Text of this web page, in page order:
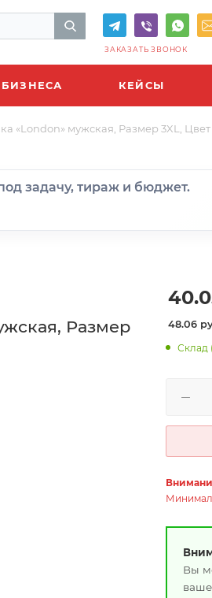
ЗАКАЗАТЬ ЗВОНОК
КЕЙСЫ
«London» мужская, Размер 3XL,
задачу, тираж и бюджет.
Размер
48.06
Склад
Вы